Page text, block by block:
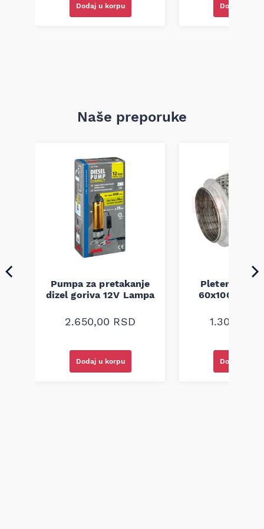
Dodaj u korpu Dodaj u
Naše preporuke
Pumpa za pretakanje
dizel goriva 12V Lampa
2.650,00 RSD
Dodaj u korpu
Pletenica
60x100
1.300,00
Dodaj u